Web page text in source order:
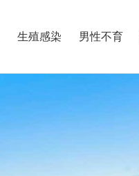
生殖感染 男性不育